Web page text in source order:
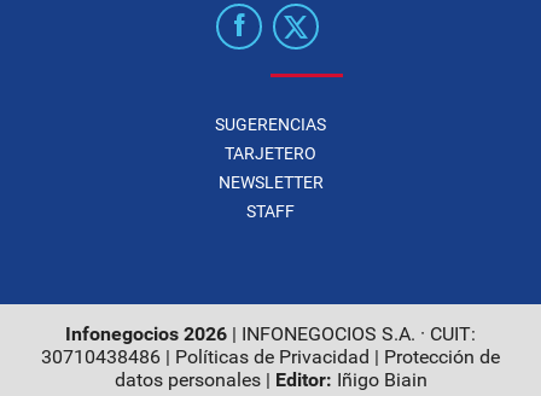
SUGERENCIAS
TARJETERO
NEWSLETTER
STAFF
Infonegocios 2026 | INFONEGOCIOS S.A. · CUIT:
30710438486 | Políticas de Privacidad | Protección de
datos personales| Editor: Iñigo Biain